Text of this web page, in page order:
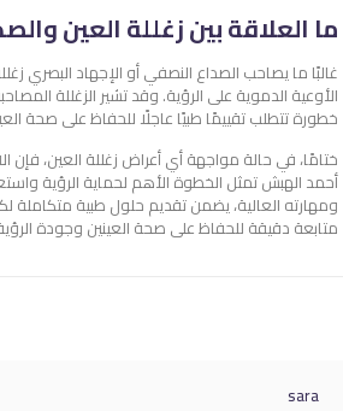
ما العلاقة بين زغللة العين
غالبًا ما يصاحب الصداع النصفي أو الإجهاد البصري
الأوعية الدموية على الرؤية. وقد تشير الزغللة
خطورة تتطلب تقييمًا طبيًا عاجلًا للحفاظ على صحة
ختامًا، في حالة مواجهة أي أعراض زغللة العين، فإن
أحمد الهبش تمثل الخطوة الأهم لحماية الرؤية
ومهارته العالية، يضمن تقديم حلول طبية متكاملة
متابعة دقيقة للحفاظ على صحة العينين وجودة
sara